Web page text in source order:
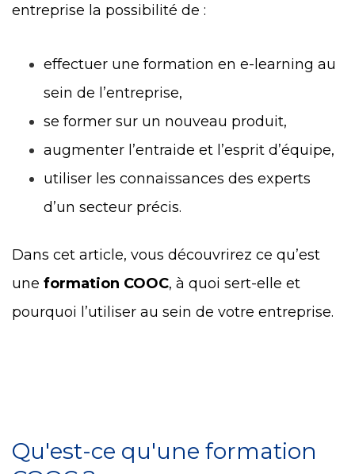
entreprise la possibilité de :
effectuer une formation en e-learning au
sein de l’entreprise,
se former sur un nouveau produit,
augmenter l’entraide et l’esprit d’équipe,
utiliser les connaissances des experts
d’un secteur précis.
Dans cet article, vous découvrirez ce qu’est
une formation COOC, à quoi sert-elle et
pourquoi l’utiliser au sein de votre entreprise.
Qu'est-ce qu'une formation